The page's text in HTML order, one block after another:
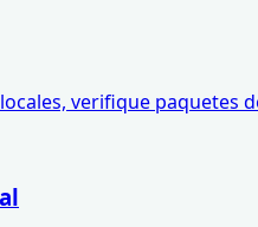
verifique paquetes